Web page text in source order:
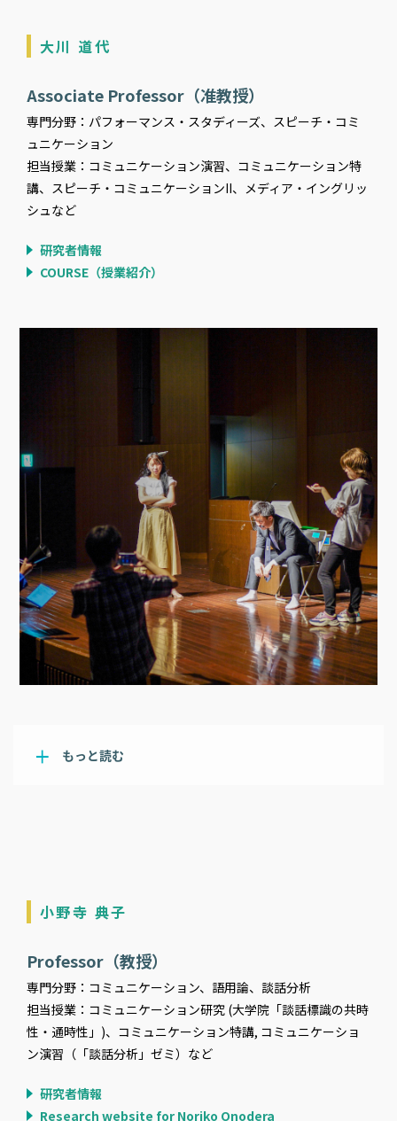
大川 道代
Associate Professor（准教授）
専門分野：パフォーマンス・スタディーズ、スピーチ・コミ
ュニケーション
担当授業：コミュニケーション演習、コミュニケーション特
講、スピーチ・コミュニケーションII、メディア・イングリッ
シュなど
研究者情報
COURSE（授業紹介）
もっと読む
小野寺 典子
Professor（教授）
専門分野：コミュニケーション、語用論、談話分析
担当授業：コミュニケーション研究 (大学院「談話標識の共時
性・通時性」)、コミュニケーション特講, コミュニケーショ
ン演習（「談話分析」ゼミ）など
研究者情報
Research website for Noriko Onodera